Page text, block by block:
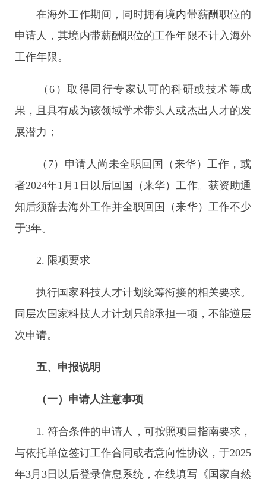
在海外工作期间，同时拥有境内带薪酬职位的
申请人，其境内带薪酬职位的工作年限不计入海外
工作年限。
（6）取得同行专家认可的科研或技术等成
果，且具有成为该领域学术带头人或杰出人才的发
展潜力；
（7）申请人尚未全职回国（来华）工作，或
者2024年1月1日以后回国（来华）工作。获资助通
知后须辞去海外工作并全职回国（来华）工作不少
于3年。
2. 限项要求
执行国家科技人才计划统筹衔接的相关要求。
同层次国家科技人才计划只能承担一项，不能逆层
次申请。
五、申报说明
（一）申请人注意事项
1. 符合条件的申请人，可按照项目指南要求，
与依托单位签订工作合同或者意向性协议，于2025
年3月3日以后登录信息系统，在线填写《国家自然